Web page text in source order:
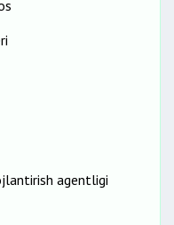
agentligi